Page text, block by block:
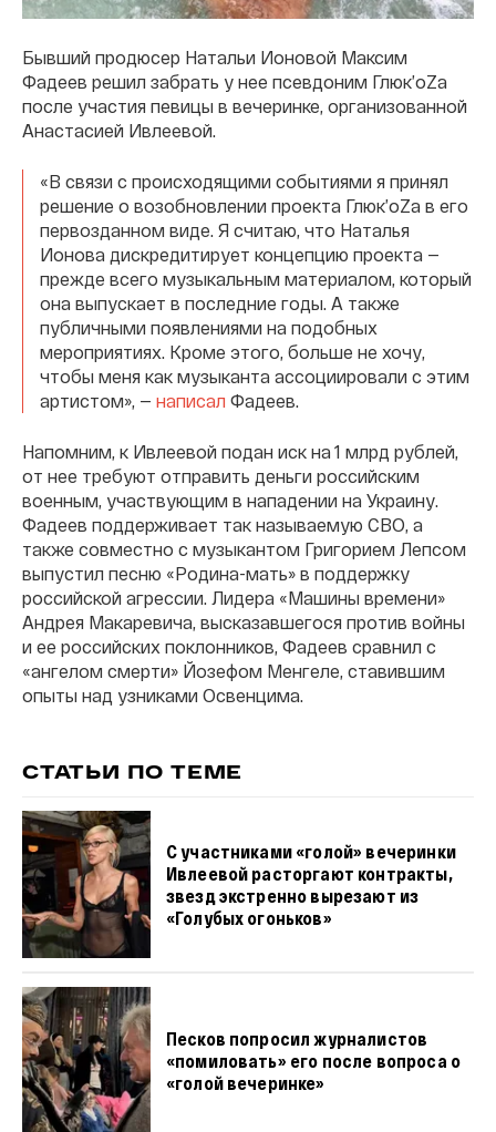
Бывший продюсер Натальи Ионовой Максим
Фадеев решил забрать у нее псевдоним Глюк’oZa
после участия певицы в вечеринке, организованной
Анастасией Ивлеевой.
«В связи с происходящими событиями я принял
решение о возобновлении проекта Глюк’oZa в его
первозданном виде. Я считаю, что Наталья
Ионова дискредитирует концепцию проекта —
прежде всего музыкальным материалом, который
она выпускает в последние годы. А также
публичными появлениями на подобных
мероприятиях. Кроме этого, больше не хочу,
чтобы меня как музыканта ассоциировали с этим
артистом», — написал Фадеев.
Напомним, к Ивлеевой подан иск на 1 млрд рублей,
от нее требуют отправить деньги российским
военным, участвующим в нападении на Украину.
Фадеев поддерживает так называемую СВО, а
также совместно с музыкантом Григорием Лепсом
выпустил песню «Родина-мать» в поддержку
российской агрессии. Лидера «Машины времени»
Андрея Макаревича, высказавшегося против войны
и ее российских поклонников, Фадеев сравнил с
«ангелом смерти» Йозефом Менгеле, ставившим
опыты над узниками Освенцима.
СТАТЬИ ПО ТЕМЕ
С участниками «голой» вечеринки
Ивлеевой расторгают контракты,
звезд экстренно вырезают из
«Голубых огоньков»
Песков попросил журналистов
«помиловать» его после вопроса о
«голой вечеринке»